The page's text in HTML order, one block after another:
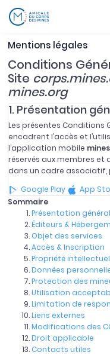
Mentions légales
Conditions
Site
mines.org
1. Présentation
Les présentes Conditions
encadrent l’accès et
l’application mobile
réservés aux membres et
dans un cadre associatif,
Google Play
App
Sommaire
Présentation
Éditeurs &
Objet des services
Accès & Inscription
Propriété
Données
Protection des
Utilisation
Limitation de
Liens externes
Modifications des
Droit applicable
Contacts utiles